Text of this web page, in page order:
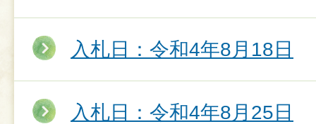
入札日：令和4年8月18日
入札日：令和4年8月25日